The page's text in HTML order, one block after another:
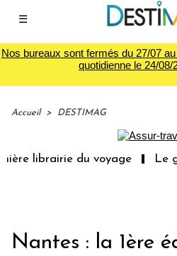
☰
Nos bureaux sont fermés du 27/07
quotidienne le 24/08/
Accueil > DESTIMAG
librairie du voyage Le
Nantes : la 1ère